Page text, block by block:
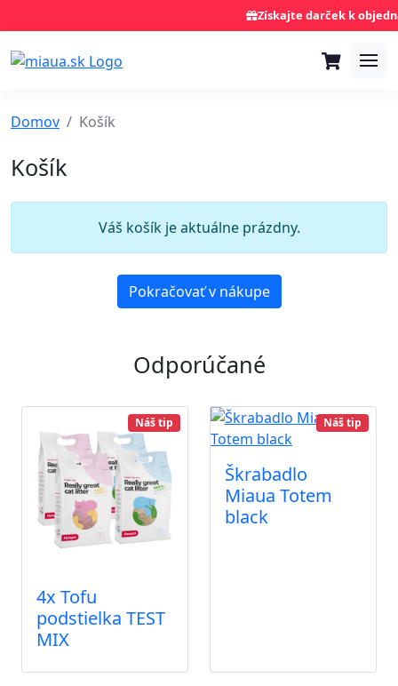
Získajte darček k
Domov Košík
Košík
Váš košík je aktuálne prázdny.
Pokračovať v nákupe
Odporúčané
Náš tip
4x Tofu
podstielka TEST
MIX
Náš tip
Škrabadlo
Miaua Totem
black